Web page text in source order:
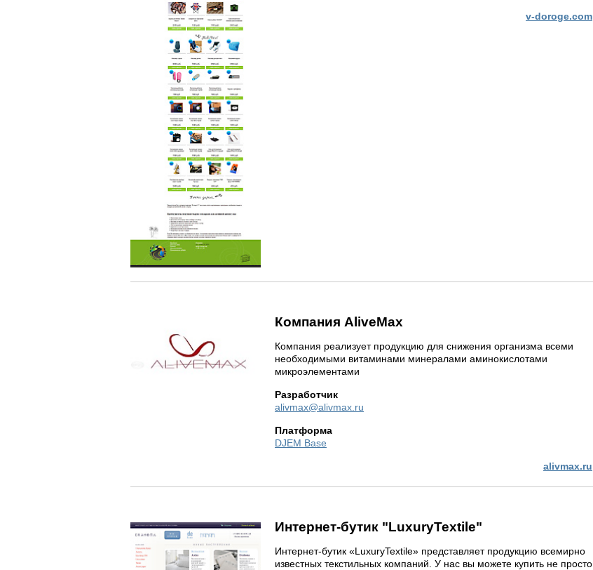
v-doroge.com
Компания AliveMax
Компания реализует продукцию для снижения организма всеми
необходимыми витаминами минералами аминокислотами
микроэлементами
Разработчик
alivmax@alivmax.ru
Платформа
DJEM Base
alivmax.ru
Интернет-бутик "LuxuryTextile"
Интернет-бутик «LuxuryTextile» представляет продукцию всемирно
известных текстильных компаний. У нас вы можете купить не просто